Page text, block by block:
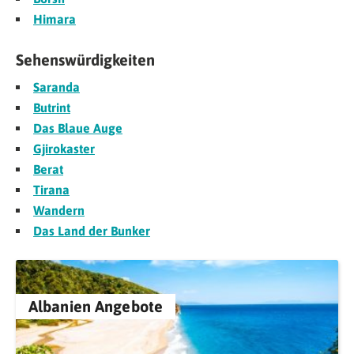
Himara
Sehenswürdigkeiten
Saranda
Butrint
Das Blaue Auge
Gjirokaster
Berat
Tirana
Wandern
Das Land der Bunker
Albanien Angebote